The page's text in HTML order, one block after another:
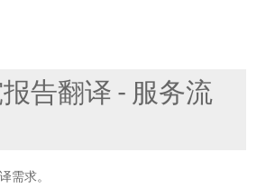
告翻译 - 服务流
需求。